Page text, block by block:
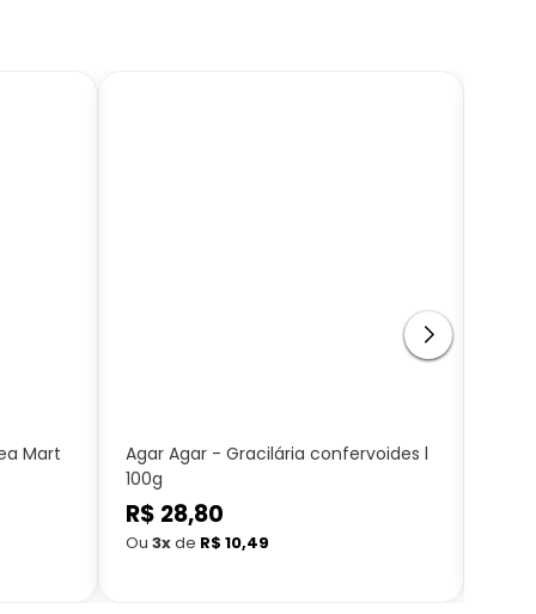
Mart
Agar Agar - Gracilária confervoides l
100g
Preço
normal
R$ 28,80
Ou 3xde R$ 10,49